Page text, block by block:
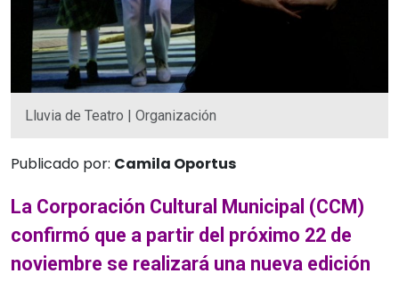
Lluvia de Teatro | Organización
Publicado por: Camila Oportus
La Corporación Cultural Municipal (CCM)
confirmó que a partir del próximo 22 de
noviembre se realizará una nueva edición